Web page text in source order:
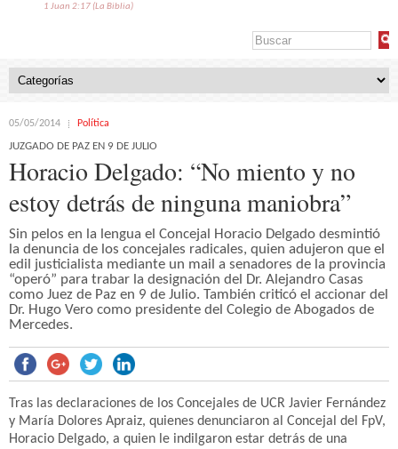
1 Juan 2:17 (La Biblia)
05/05/2014 Política
JUZGADO DE PAZ EN 9 DE JULIO
Horacio Delgado: “No miento y no
estoy detrás de ninguna maniobra”
Sin pelos en la lengua el Concejal Horacio Delgado desmintió
la denuncia de los concejales radicales, quien adujeron que el
edil justicialista mediante un mail a senadores de la provincia
“operó” para trabar la designación del Dr. Alejandro Casas
como Juez de Paz en 9 de Julio. También criticó el accionar del
Dr. Hugo Vero como presidente del Colegio de Abogados de
Mercedes.
Tras las declaraciones de los Concejales de UCR Javier Fernández
y María Dolores Apraiz, quienes denunciaron al Concejal del FpV,
Horacio Delgado, a quien le indilgaron estar detrás de una